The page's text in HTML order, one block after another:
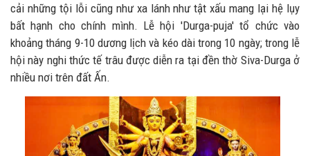
cải những tội lỗi cũng như xa lánh như tật xấu mang lại hệ lụy
bất hạnh cho chính mình. Lễ hội 'Durga-puja' tổ chức vào
khoảng tháng 9-10 dương lịch và kéo dài trong 10 ngày; trong lễ
hội này nghi thức tế trâu được diễn ra tại đền thờ Siva-Durga ở
nhiều nơi trên đất Ấn.